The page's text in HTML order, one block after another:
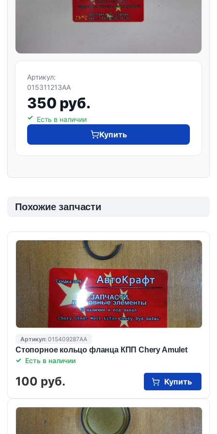
Артикул:
015311213AA
350 руб.
Есть в наличии
Купить
Похожие запчасти
Артикул: 015409287AA
Стопорное кольцо фланца КПП Chery Amulet
Есть в наличии
100 руб. Купить